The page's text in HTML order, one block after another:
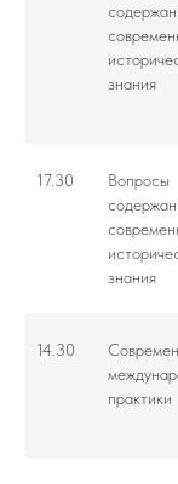
знания
17.30
Вопросы
знания
14.30
практики